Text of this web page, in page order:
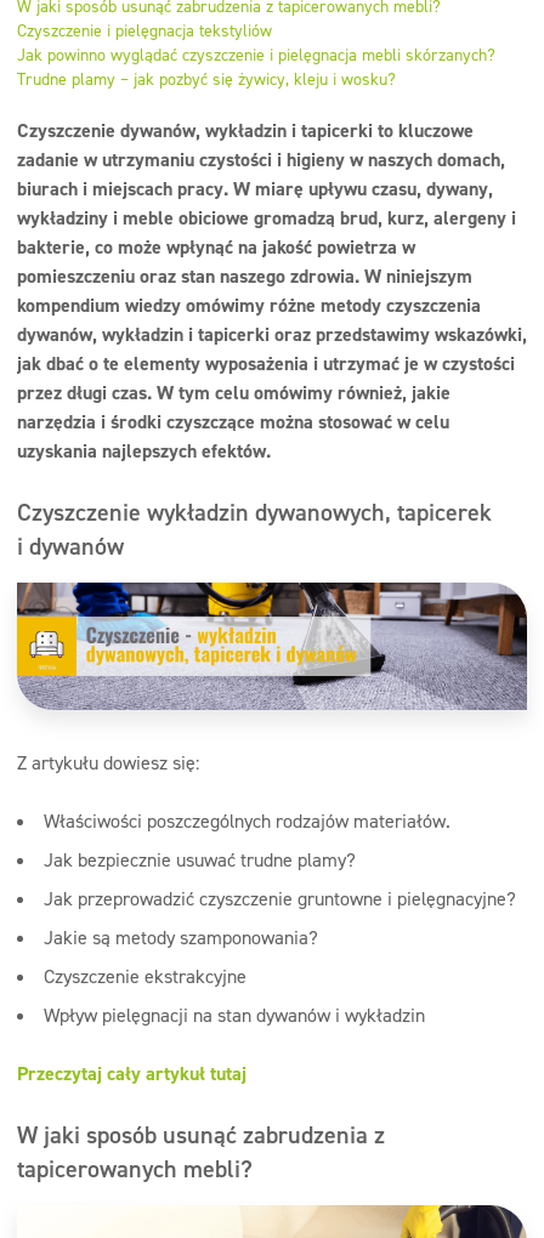
Dezynfekcja
Linia ekonomiczna
Czyszczenie dywanów, wykładzin i tapicerki to kluczowe
zadanie w utrzymaniu czystości i higieny w naszych domach,
biurach i miejscach pracy. W miarę upływu czasu, dywany,
wykładziny i meble obiciowe gromadzą brud, kurz, alergeny i
bakterie, co może wpłynąć na jakość powietrza w
pomieszczeniu oraz stan naszego zdrowia. W niniejszym
kompendium wiedzy omówimy różne metody czyszczenia
dywanów, wykładzin i tapicerki oraz przedstawimy wskazówki,
jak dbać o te elementy wyposażenia i utrzymać je w czystości
przez długi czas. W tym celu omówimy również, jakie
narzędzia i środki czyszczące można stosować w celu
uzyskania najlepszych efektów.
Czyszczenie wykładzin dywanowych, tapicerek
i dywanów
Z artykułu dowiesz się:
Właściwości poszczególnych rodzajów materiałów.
Jak bezpiecznie usuwać trudne plamy?
Jak przeprowadzić czyszczenie gruntowne i pielęgnacyjne?
Jakie są metody szamponowania?
Czyszczenie ekstrakcyjne
Wpływ pielęgnacji na stan dywanów i wykładzin
Przeczytaj cały artykuł tutaj
W jaki sposób usunąć zabrudzenia z
tapicerowanych mebli?
W jaki sposób usunąć zabrudzenia z tapicerowanych mebli?
Czyszczenie i pielęgnacja tekstyliów
Jak powinno wyglądać czyszczenie i pielęgnacja mebli skórzanych?
Trudne plamy – jak pozbyć się żywicy, kleju i wosku?